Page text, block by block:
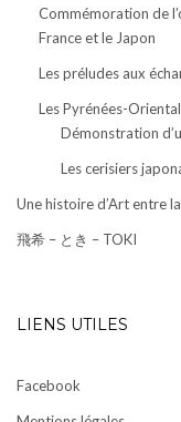
Commémoration de
France et le Japon
Les préludes aux
Les Pyrénées-
Démonstration
Les cerisiers
Une histoire d’Art entre
飛希 – とき – TOKI
LIENS UTILES
Facebook